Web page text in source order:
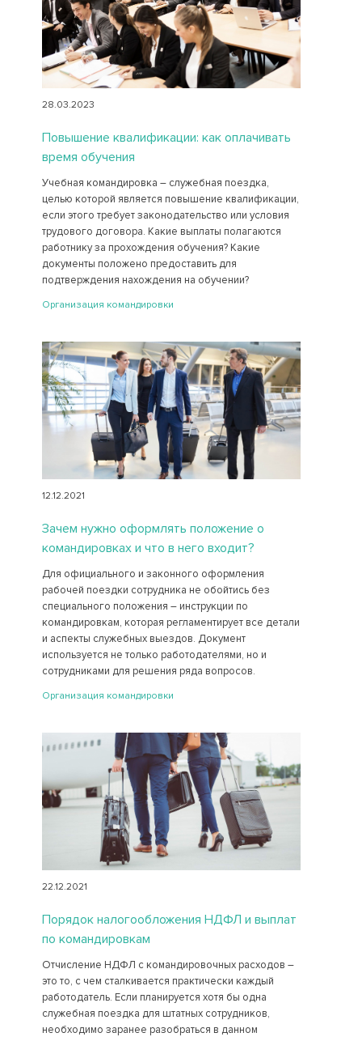
28.03.2023
Повышение квалификации: как оплачивать
время обучения
Учебная командировка – служебная поездка,
целью которой является повышение квалификации,
если этого требует законодательство или условия
трудового договора. Какие выплаты полагаются
работнику за прохождения обучения? Какие
документы положено предоставить для
подтверждения нахождения на обучении?
Организация командировки
12.12.2021
Зачем нужно оформлять положение о
командировках и что в него входит?
Для официального и законного оформления
рабочей поездки сотрудника не обойтись без
специального положения – инструкции по
командировкам, которая регламентирует все детали
и аспекты служебных выездов. Документ
используется не только работодателями, но и
сотрудниками для решения ряда вопросов.
Организация командировки
22.12.2021
Порядок налогообложения НДФЛ и выплат
по командировкам
Отчисление НДФЛ с командировочных расходов –
это то, с чем сталкивается практически каждый
работодатель. Если планируется хотя бы одна
служебная поездка для штатных сотрудников,
необходимо заранее разобраться в данном